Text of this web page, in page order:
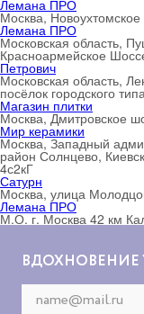
Лемана ПРО
Москва,
Лемана ПРО
Московская область,
Красноармейское
Петрович
Московская область,
посёлок городского
Магазин плитки
Москва, Дмитровское
Мир керамики
Москва, Западный
район Солнцево,
4с2кГ
Сатурн
Москва, улица
Лемана ПРО
М.О. г. Москва 42 км
ВДОХНОВЕНИЕ